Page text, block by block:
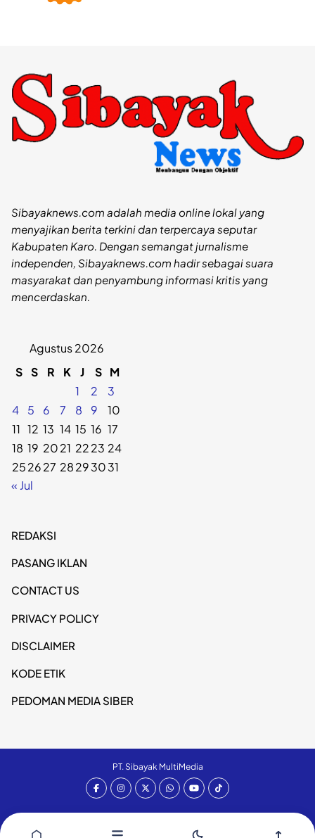
Sibayaknews.com adalah media online lokal yang
menyajikan berita terkini dan terpercaya seputar
Kabupaten Karo. Dengan semangat jurnalisme
independen, Sibayaknews.com hadir sebagai suara
masyarakat dan penyambung informasi kritis yang
mencerdaskan.
Agustus 2026
S S R K J S M
1
2
3
4
5 6 7 8 9
10
11 12 13 14 15 16 17
18 19 2021 2223 24
252627 28293031
« Jul
REDAKSI
PASANG IKLAN
CONTACT US
PRIVACY POLICY
DISCLAIMER
KODE ETIK
PEDOMAN MEDIA SIBER
PT. Sibayak MultiMedia